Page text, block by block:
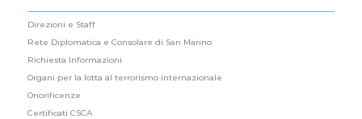
Direzioni e Staff
Rete Diplomatica e Consolare di San Marino
Richiesta Informazioni
Organi per la lotta al terrorismo internazionale
Onorificenze
Certificati CSCA